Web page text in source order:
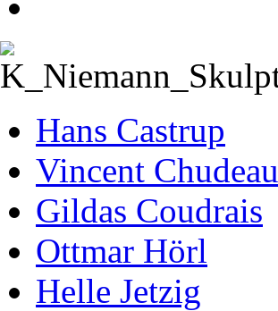
Hans Castrup
Vincent Chudeau
Gildas Coudrais
Ottmar Hörl
Helle Jetzig